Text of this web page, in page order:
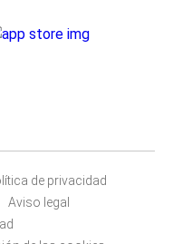
de privacidad
Aviso legal